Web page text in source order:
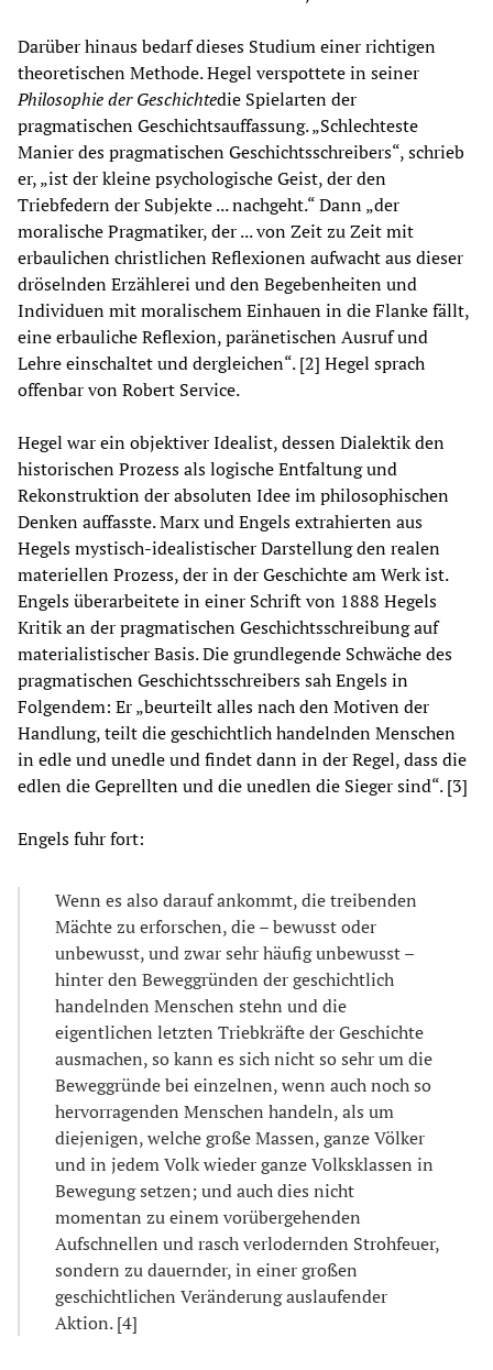
Darüber hinaus bedarf dieses Studium einer richtigen
theoretischen Methode. Hegel verspottete in seiner
Philosophieder Geschichtedie Spielarten der
pragmatischen Geschichtsauffassung. „Schlechteste
Manier des pragmatischen Geschichtsschreibers“, schrieb
er, „ist der kleine psychologische Geist, der den
Triebfedern der Subjekte ... nachgeht.“ Dann „der
moralische Pragmatiker, der ... von Zeit zu Zeit mit
erbaulichen christlichen Reflexionen aufwacht aus dieser
dröselnden Erzählerei und den Begebenheiten und
Individuen mit moralischem Einhauen in die Flanke fällt,
eine erbauliche Reflexion, paränetischen Ausruf und
Lehre einschaltet und dergleichen“. [2] Hegel sprach
offenbar von Robert Service.
Hegel war ein objektiver Idealist, dessen Dialektik den
historischen Prozess als logische Entfaltung und
Rekonstruktion der absoluten Idee im philosophischen
Denken auffasste. Marx und Engels extrahierten aus
Hegels mystisch-idealistischer Darstellung den realen
materiellen Prozess, der in der Geschichte am Werk ist.
Engels überarbeitete in einer Schrift von 1888 Hegels
Kritik an der pragmatischen Geschichtsschreibung auf
materialistischer Basis. Die grundlegende Schwäche des
pragmatischen Geschichtsschreibers sah Engels in
Folgendem: Er „beurteilt alles nach den Motiven der
Handlung, teilt die geschichtlich handelnden Menschen
in edle und unedle und findet dann in der Regel, dass die
edlen die Geprellten und die unedlen die Sieger sind“. [3]
Engels fuhr fort:
Wenn es also darauf ankommt, die treibenden
Mächte zu erforschen, die – bewusst oder
unbewusst, und zwar sehr häufig unbewusst –
hinter den Beweggründen der geschichtlich
handelnden Menschen stehn und die
eigentlichen letzten Triebkräfte der Geschichte
ausmachen, so kann es sich nicht so sehr um die
Beweggründe bei einzelnen, wenn auch noch so
hervorragenden Menschen handeln, als um
diejenigen, welche große Massen, ganze Völker
und in jedem Volk wieder ganze Volksklassen in
Bewegung setzen; und auch dies nicht
momentan zu einem vorübergehenden
Aufschnellen und rasch verlodernden Strohfeuer,
sondern zu dauernder, in einer großen
geschichtlichen Veränderung auslaufender
Aktion. [4]